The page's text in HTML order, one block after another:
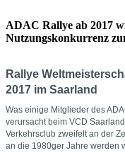
ADAC Rallye ab 2017
Nutzungskonkurrenz
Rallye
2017 im Saarland
Was einige Mitglieder des
verursacht beim VCD
Verkehrsclub zweifelt an der
an die 1980ger Jahre werden